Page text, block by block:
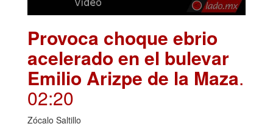
Provoca choque ebrio
acelerado en el bulevar
Emilio Arizpe de la Maza.
02:20
Zócalo Saltillo